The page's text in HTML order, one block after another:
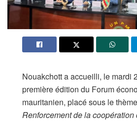
Nouakchott a accueilli, le mardi
première édition du Forum
mauritanien, placé sous le
Renforcement de la